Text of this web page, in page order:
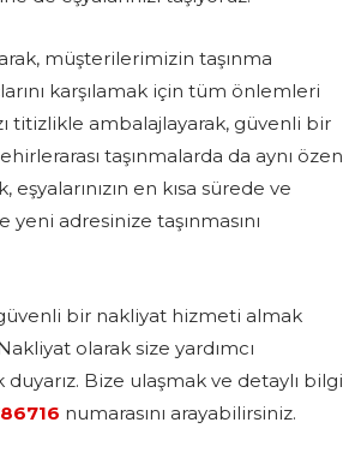
müşterilerimizin taşınma
karşılamak için tüm önlemleri
titizlikle ambalajlayarak, güvenli bir
taşınmalarda da aynı özen
eşyalarınızın en kısa sürede ve
adresinize taşınmasını
güvenli bir nakliyat hizmeti almak
olarak size yardımcı
Bize ulaşmak ve detaylı bilgi
numarasını arayabilirsiniz.